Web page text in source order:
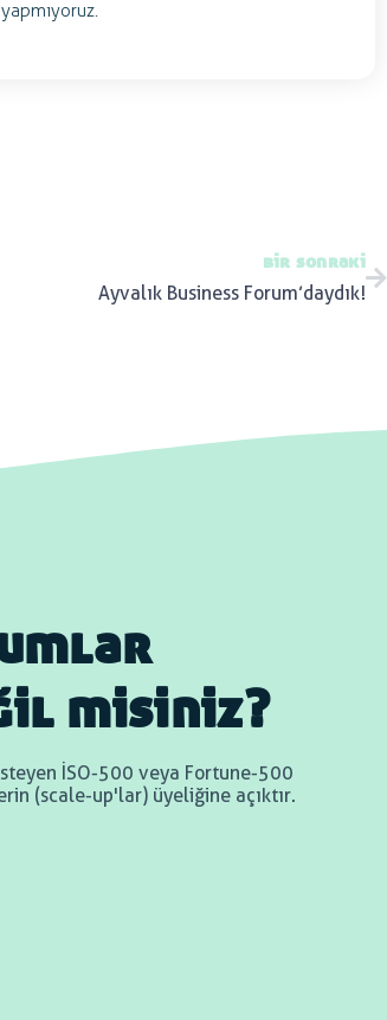
bir sonraki
Ayvalık Business Forum’daydık!
misiniz?
İSO-500 veya Fortune-500
(scale-up'lar) üyeliğine açıktır.